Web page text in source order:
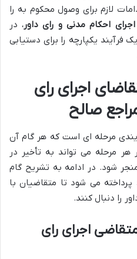
لازم برای وصول محکوم به را
احکام مدنی و رای داور، در
یکپارچه را برای دستیابی
اجرای رای
صالح
مرحله ای است که هر گام آن
هر مرحله می تواند به تأخیر در
شود. در ادامه به تشریح گام
پرداخته می شود تا متقاضیان با
را دنبال کنند.
اجرای رای